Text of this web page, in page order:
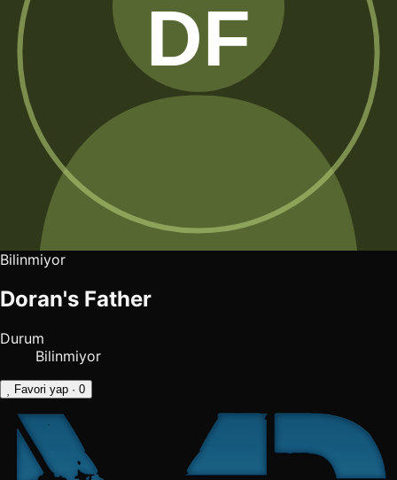
Bilinmiyor
Doran's Father
Durum
Bilinmiyor
Favori yap · 0